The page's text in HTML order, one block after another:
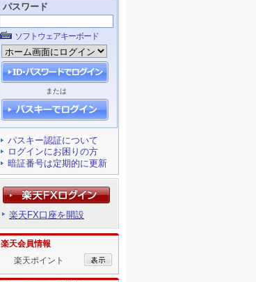
パスワード
ソフトウェアキーボード
または
パスキー認証について
ログインにお困りの方
暗証番号は定期的に更新
楽天FX口座を開設
楽天会員情報
楽天ポイント